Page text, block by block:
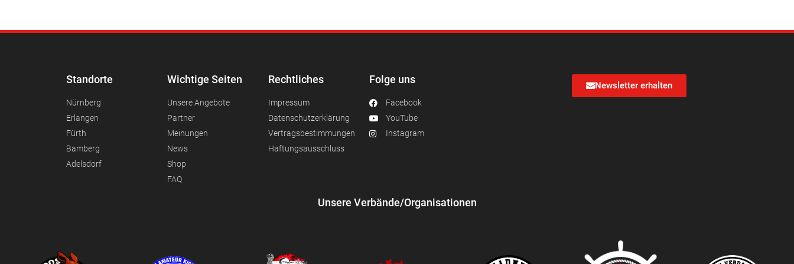
Standorte
Nürnberg
Erlangen
Fürth
Bamberg
Adelsdorf
Wichtige Seiten
Unsere Angebote
Partner
Meinungen
News
Shop
FAQ
Rechtliches
Impressum
Datenschutzerklärung
Vertragsbestimmungen
Haftungsausschluss
Folge uns
Facebook
YouTube
Instagram
Newsletter erhalten
Unsere Verbände/Organisationen